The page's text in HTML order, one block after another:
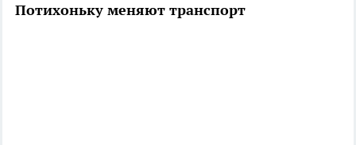
Потихоньку меняют транспорт